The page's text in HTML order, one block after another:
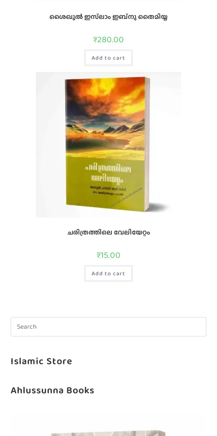
ശൈഖുൽ ഇസ്‌ലാം ഇബ്നു തൈമിയ്യ
₹280.00
Add to cart
ചരിത്രത്തിലെ വേലിയേറ്റം
₹15.00
Add to cart
Islamic Store
Ahlussunna Books